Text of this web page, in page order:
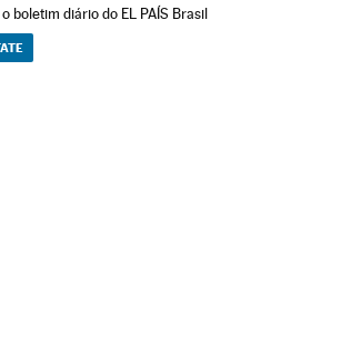
boletim diário do EL PAÍS Brasil